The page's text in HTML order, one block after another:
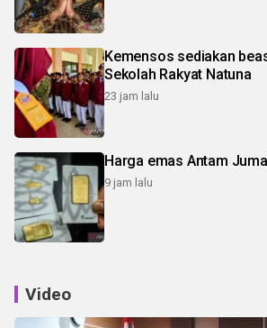
Kemensos sediakan
Sekolah Rakyat Natuna
23 jam lalu
Harga emas Antam
9 jam lalu
Video